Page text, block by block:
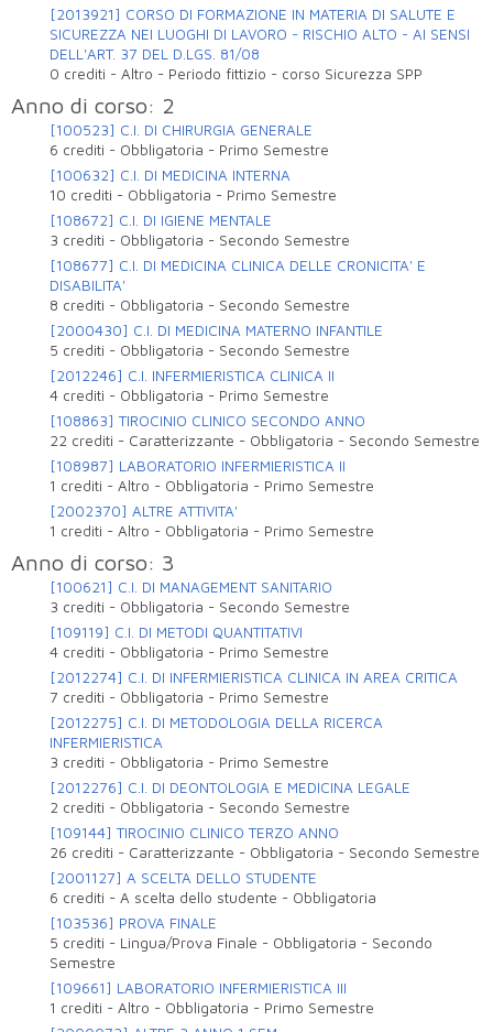
[2013921] CORSO DI FORMAZIONE IN MATERIA DI SALUTE E
SICUREZZA NEI LUOGHI DI LAVORO - RISCHIO ALTO - AI SENSI
DELL'ART. 37 DEL D.LGS. 81/08
0 crediti -Altro - Periodo fittizio - corso Sicurezza SPP
Anno di corso: 2
[100523] C.I. DI CHIRURGIA GENERALE
6 crediti - Obbligatoria - Primo Semestre
[100632] C.I. DI MEDICINA INTERNA
10 crediti - Obbligatoria - Primo Semestre
[108672] C.I. DI IGIENE MENTALE
3 crediti - Obbligatoria - Secondo Semestre
[108677] C.I. DI MEDICINA CLINICA DELLE CRONICITA' E
DISABILITA'
8 crediti - Obbligatoria - Secondo Semestre
[2000430] C.I. DI MEDICINA MATERNO INFANTILE
5 crediti - Obbligatoria - Secondo Semestre
[2012246] C.I. INFERMIERISTICA CLINICA II
4 crediti - Obbligatoria - Primo Semestre
[108863] TIROCINIO CLINICO SECONDO ANNO
22 crediti - Caratterizzante - Obbligatoria - Secondo Semestre
[108987] LABORATORIO INFERMIERISTICA II
1 crediti -Altro - Obbligatoria - Primo Semestre
[2002370] ALTRE ATTIVITA'
1 crediti -Altro - Obbligatoria - Primo Semestre
Anno di corso: 3
[100621] C.I. DI MANAGEMENT SANITARIO
3 crediti - Obbligatoria - Secondo Semestre
[109119] C.I. DI METODI QUANTITATIVI
4 crediti - Obbligatoria - Primo Semestre
[2012274] C.I. DI INFERMIERISTICA CLINICA IN AREA CRITICA
7 crediti - Obbligatoria - Primo Semestre
[2012275] C.I. DI METODOLOGIA DELLA RICERCA
INFERMIERISTICA
3 crediti - Obbligatoria - Primo Semestre
[2012276] C.I. DI DEONTOLOGIA E MEDICINA LEGALE
2 crediti - Obbligatoria - Secondo Semestre
[109144] TIROCINIO CLINICO TERZO ANNO
26 crediti - Caratterizzante - Obbligatoria - Secondo Semestre
[2001127] A SCELTA DELLO STUDENTE
6 crediti -A scelta dello studente - Obbligatoria
[103536] PROVA FINALE
5 crediti - Lingua/Prova Finale - Obbligatoria - Secondo
Semestre
[109661] LABORATORIO INFERMIERISTICA III
1 crediti -Altro - Obbligatoria - Primo Semestre